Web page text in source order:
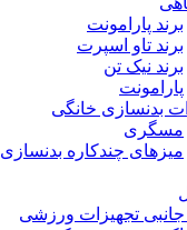
برند پارامونت
برند تاو اسپرت
برند نیک تن
پارامونت
بدنسازی خانگی
مسگری
میزهای چندکاره بدنسازی
جانبی تجهیزات ورزشی